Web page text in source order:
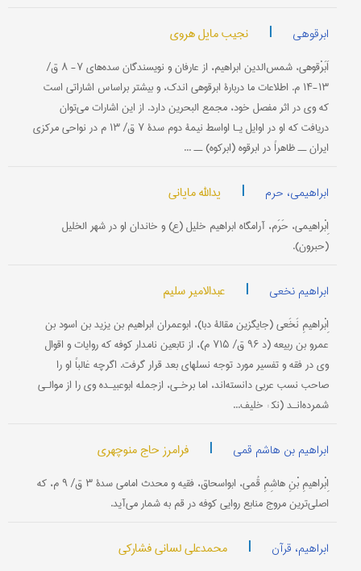
ابرقوهی | نجیب مایل هروی
اَبَرْقوهی، شمس‌الدین ابراهیم، از عارفان و نویسندگان سده‌های ۷- ۸ ق/
۱۳-۱۴ م. اطلاعات ما دربارۀ ابرقوهی اندک، و بیشتر بر‌اساس اشاراتی است
که وی در اثر مفصل خود، مجمع البحرین دارد. از این اشارات می‌توان
دریافت که او در اوایل یـا اواسط نیمۀ دوم سدۀ ۷ ق/ ۱۳ م در نواحی مرکزی
ایران ــ ظاهراً در ابرقوه (ابرکوه) ــ ...
ابراهیمی، حرم | یدالله مایانی
اِبْراهیمی، حَرَم، آرامگاه ابراهیم خلیل (ع) و خاندان او در شهر الخلیل
(حبرون).
ابراهیم نخعی | عبدالامیر سلیم
اِبْراهیمِ نَخَعی (جایگزین مقالۀ دبا)، ابو‌عمران ابراهیم بن یزید بن اسود بن
عمرو بن ربیعه (د ۹۶ ق/ ۷۱۵ م)، از تابعین نامدار کوفه که روایات و اقوال
وی در فقه و تفسیر مورد توجه نسلهای بعد قرار گرفت. اگر‌چه غالباً او را
صاحب نسب عربی دانسته‌اند، اما برخـی، از‌جمله ابوعبیـده وی را از موالـی
شمرده‌انـد (نک‍ : خلیف...
ابراهیم بن هاشم قمی | فرامرز حاج منوچهری
اِبْراهیمِ بْنِ هاشِمِ قُمی، ابواسحاق، فقیه و محدث امامی سدۀ ۳ ق/ ۹ م، که
اصلی‌ترین مروج منابع روایی کوفه در قم به شمار می‌آید.
ابراهیم، قرآن | محمدعلی لسانی فشارکی